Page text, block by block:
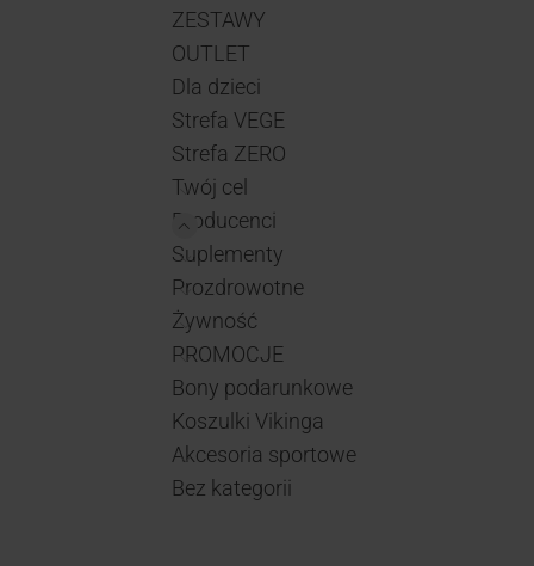
ZESTAWY
OUTLET
Dla dzieci
Strefa VEGE
Strefa ZERO
Twój cel
Producenci
Suplementy
Prozdrowotne
Żywność
PROMOCJE
Bony podarunkowe
Koszulki Vikinga
Akcesoria sportowe
Bez kategorii